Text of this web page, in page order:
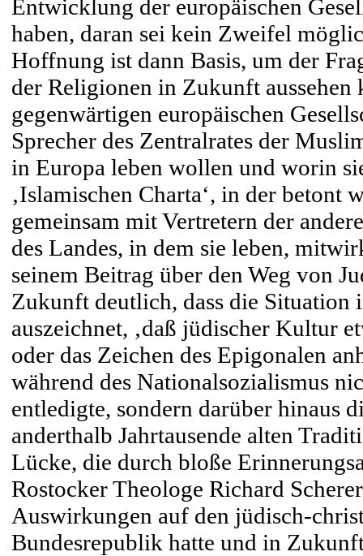
Entwicklung der europäischen
haben, daran sei kein Zweifel
Hoffnung ist dann Basis, um der
der Religionen in Zukunft
gegenwärtigen europäischen
Sprecher des Zentralrates der
in Europa leben wollen und worin
‚Islamischen Charta‘, in der betont
gemeinsam mit Vertretern der
des Landes, in dem sie leben,
seinem Beitrag über den Weg von
Zukunft deutlich, dass die Situation
auszeichnet, ‚daß jüdischer Kultur
oder das Zeichen des Epigonalen
während des Nationalsozialismus
entledigte, sondern darüber hinaus
anderthalb Jahrtausende alten
Lücke, die durch bloße
Rostocker Theologe Richard
Auswirkungen auf den jüdisch-
Bundesrepublik hatte und in